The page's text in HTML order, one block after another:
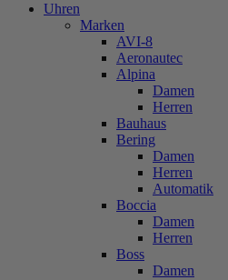
Uhren
Marken
AVI-8
Aeronautec
Alpina
Damen
Herren
Bauhaus
Bering
Damen
Herren
Automatik
Boccia
Damen
Herren
Boss
Damen